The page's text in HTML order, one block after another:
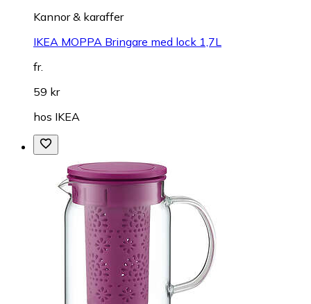
Kannor & karaffer
IKEA MOPPA Bringare med lock 1,7L
fr.
59 kr
hos IKEA